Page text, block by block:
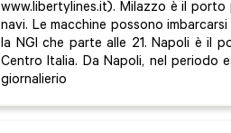
www.libertylines.it). Milazzo è il
navi. Le macchine possono
la NGI che parte alle 21. Napoli è il
Centro Italia. Da Napoli, nel periodo
giornalierio